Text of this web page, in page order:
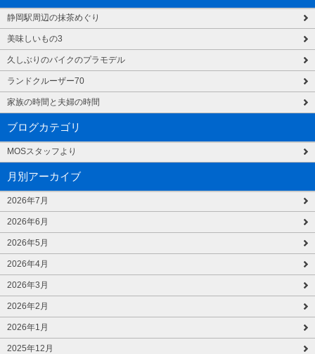
静岡駅周辺の抹茶めぐり
美味しいもの3
久しぶりのバイクのプラモデル
ランドクルーザー70
家族の時間と夫婦の時間
ブログカテゴリ
MOSスタッフより
月別アーカイブ
2026年7月
2026年6月
2026年5月
2026年4月
2026年3月
2026年2月
2026年1月
2025年12月